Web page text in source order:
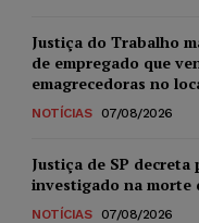
Justiça do Trabalho
de empregado que
emagrecedoras no
NOTÍCIAS 07/08/2026
Justiça de SP
investigado na morte
NOTÍCIAS 07/08/2026